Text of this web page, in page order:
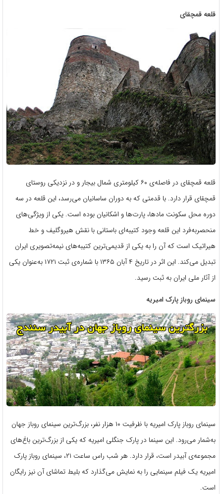
قلعه قمچقای
قلعه قمچقای در فاصله‌ی ۶۰ کیلومتری شمال بیجار و در نزدیکی روستای
قمچقای قرار دارد. با قدمتی که به دوران ساسانیان می‌رسد، این قلعه در سه
دوره محل سکونت مادها، پارت‌ها و اشکانیان بوده است. یکی از ویژگی‌های
منحصربه‌فرد این قلعه وجود کتیبه‌ای باستانی با نقش هیروگلیف و خط
هیراتیک است که آن را به یکی از قدیمی‌ترین کتیبه‌های نیمه‌تصویری ایران
تبدیل می‌کند. این اثر در تاریخ ۴ آبان ۱۳۶۵ با شماره‌ی ثبت ۱۷۲۱ به‌عنوان یکی
از آثار ملی ایران به ثبت رسید.
سینمای روباز پارک امیریه
سینمای روباز پارک امیریه با ظرفیت ۱۰ هزار نفر، بزرگ‌ترین سینمای روباز جهان
به‌شمار می‌رود. این سینما در پارک جنگلی امیریه که یکی از بزرگ‌ترین باغ‌های
مجموعه‌ی آبیدر است، قرار دارد. هر شب راس ساعت ۲۱، سینمای روباز پارک
امیریه یک فیلم سینمایی را به نمایش می‌گذارد که بلیط تماشای آن نیز رایگان
است.